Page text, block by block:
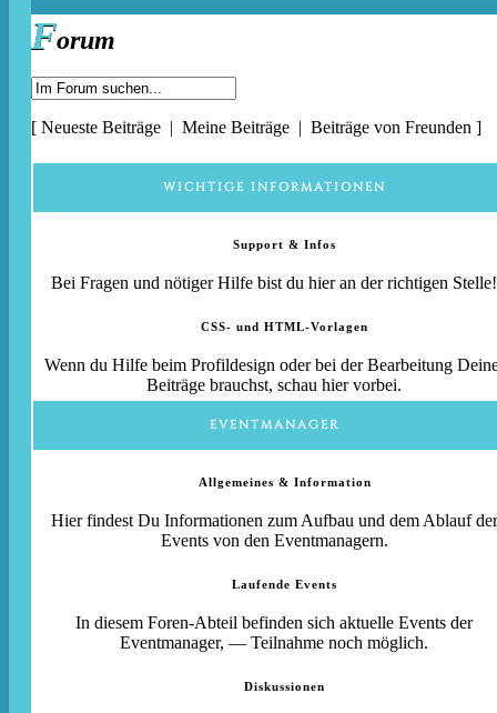
Forum
[ Neueste Beiträge | Meine Beiträge | Beiträge von Freunden ]
WICHTIGE INFORMATIONEN
Support & Infos
Bei Fragen und nötiger Hilfe bist du hier an der richtigen Stelle!
CSS- und HTML-Vorlagen
Wenn du Hilfe beim Profildesign oder bei der Bearbeitung
Beiträge brauchst, schau hier vorbei.
EVENTMANAGER
Allgemeines & Information
Hier findest Du Informationen zum Aufbau und dem Ablauf der
Events von den Eventmanagern.
Laufende Events
In diesem Foren-Abteil befinden sich aktuelle Events der
Eventmanager, — Teilnahme noch möglich.
Diskussionen